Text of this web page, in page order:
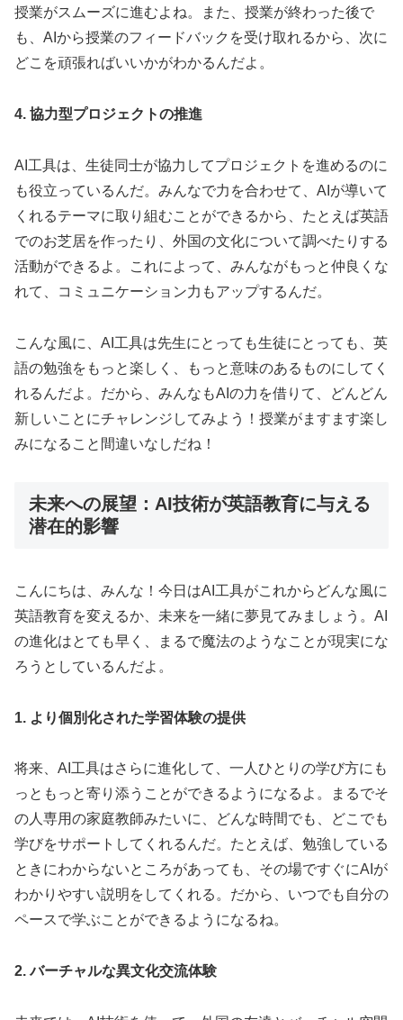
授業がスムーズに進むよね。また、授業が終わった後で
も、AIから授業のフィードバックを受け取れるから、次に
どこを頑張ればいいかがわかるんだよ。
4. 協力型プロジェクトの推進
AI工具は、生徒同士が協力してプロジェクトを進めるのに
も役立っているんだ。みんなで力を合わせて、AIが導いて
くれるテーマに取り組むことができるから、たとえば英語
でのお芝居を作ったり、外国の文化について調べたりする
活動ができるよ。これによって、みんながもっと仲良くな
れて、コミュニケーション力もアップするんだ。
こんな風に、AI工具は先生にとっても生徒にとっても、英
語の勉強をもっと楽しく、もっと意味のあるものにしてく
れるんだよ。だから、みんなもAIの力を借りて、どんどん
新しいことにチャレンジしてみよう！授業がますます楽し
みになること間違いなしだね！
未来への展望：AI技術が英語教育に与える
潜在的影響
こんにちは、みんな！今日はAI工具がこれからどんな風に
英語教育を変えるか、未来を一緒に夢見てみましょう。AI
の進化はとても早く、まるで魔法のようなことが現実にな
ろうとしているんだよ。
1. より個別化された学習体験の提供
将来、AI工具はさらに進化して、一人ひとりの学び方にも
っともっと寄り添うことができるようになるよ。まるでそ
の人専用の家庭教師みたいに、どんな時間でも、どこでも
学びをサポートしてくれるんだ。たとえば、勉強している
ときにわからないところがあっても、その場ですぐにAIが
わかりやすい説明をしてくれる。だから、いつでも自分の
ペースで学ぶことができるようになるね。
2. バーチャルな異文化交流体験